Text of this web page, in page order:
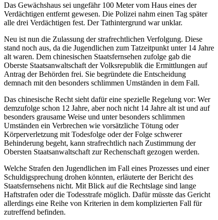
Das Gewächshaus sei ungefähr 100 Meter vom Haus eines der
Verdächtigen entfernt gewesen. Die Polizei nahm einen Tag später
alle drei Verdächtigen fest. Der Tathintergrund war unklar.
Neu ist nun die Zulassung der strafrechtlichen Verfolgung. Diese
stand noch aus, da die Jugendlichen zum Tatzeitpunkt unter 14 Jahre
alt waren. Dem chinesischen Staatsfernsehen zufolge gab die
Oberste Staatsanwaltschaft der Volksrepublik die Ermittlungen auf
Antrag der Behörden frei. Sie begründete die Entscheidung
demnach mit den besonders schlimmen Umständen in dem Fall.
Das chinesische Recht sieht dafür eine spezielle Regelung vor: Wer
demzufolge schon 12 Jahre, aber noch nicht 14 Jahre alt ist und auf
besonders grausame Weise und unter besonders schlimmen
Umständen ein Verbrechen wie vorsätzliche Tötung oder
Körperverletzung mit Todesfolge oder der Folge schwerer
Behinderung begeht, kann strafrechtlich nach Zustimmung der
Obersten Staatsanwaltschaft zur Rechenschaft gezogen werden.
Welche Strafen den Jugendlichen im Fall eines Prozesses und einer
Schuldigsprechung drohen könnten, erläuterte der Bericht des
Staatsfernsehens nicht. Mit Blick auf die Rechtslage sind lange
Haftstrafen oder die Todesstrafe möglich. Dafür müsste das Gericht
allerdings eine Reihe von Kriterien in dem komplizierten Fall für
zutreffend befinden.